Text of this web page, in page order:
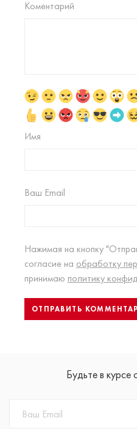
Коментарий
Имя
Ваш Email
Нажимая на кнопку
согласие на обработку
принимаю политику
Будьте в курсе